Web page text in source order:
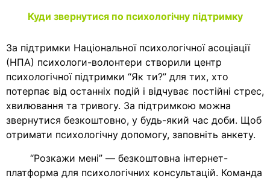
Куди звернутися по психологічну підтримку
За підтримки Національної психологічної асоціації
(НПА) психологи-волонтери створили центр
психологічної підтримки “Як ти?” для тих, хто
потерпає від останніх подій і відчуває постійні стрес,
хвилювання та тривогу. За підтримкою можна
звернутися безкоштовно, у будь-який час доби. Щоб
отримати психологічну допомогу, заповніть анкету.
“Розкажи мені” — безкоштовна інтернет-
платформа для психологічних консультацій. Команда